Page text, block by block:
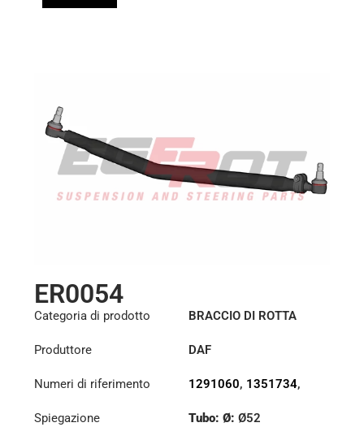
ER0054
Categoria di prodotto BRACCIO DI ROTTA
Produttore DAF
Numeri di riferimento 1291060, 1351734,
Spiegazione
Tubo: Ø:Ø52